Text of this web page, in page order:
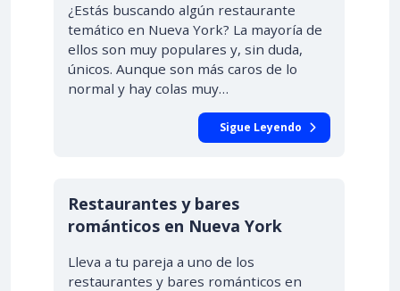
¿Estás buscando algún restaurante
temático en Nueva York? La mayoría de
ellos son muy populares y, sin duda,
únicos. Aunque son más caros de lo
normal y hay colas muy…
Sigue Leyendo
Restaurantes y bares
románticos en Nueva York
Lleva a tu pareja a uno de los
restaurantes y bares románticos en